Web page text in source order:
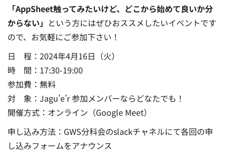
「AppSheet触ってみたいけど、どこから始めて良いか分
からない」 という方にはぜひおススメしたいイベントです
ので、お気軽にご参加下さい！
日 程：2024年4月16日（火）
時 間：17:30-19:00
参加費：無料
対 象：Jagu’e’r 参加メンバーならどなたでも！
開催方式：オンライン（Google Meet）
申し込み方法：GWS分科会のslackチャネルにて各回の申
し込みフォームをアナウンス